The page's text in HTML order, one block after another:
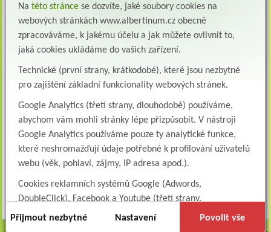
opted for the KIP s.r.o. Litomyšl. This company represented by
Ing. Jana Věnečková is to be the external supplier of the project
Thus we started a long process of preparing for the application.
th
Zpět
Na této stránce se dozvíte, jaké soubory cookies na
webových stránkách www.albertinum.cz obecně
zpracováváme, k jakému účelu a jak můžete ovlivnit to,
jaká cookies ukládáme do vašich zařízení.
Technické (první strany, krátkodobé), které jsou nezbytné
pro zajištění základní funkcionality webových stránek.
Google Analytics (třetí strany, dlouhodobé) používáme,
abychom vám mohli stránky lépe přizpůsobit. V nástroji
Google Analytics používáme pouze ty analytické funkce,
které neshromažďují údaje potřebné k profilování uživatelů
webu (věk, pohlaví, zájmy, IP adresa apod.).
Cookies reklamních systémů Google (Adwords,
DoubleClick), Facebook a Youtube (třetí strany,
dlouhodobé). Tyto
cookiesslouží k marketingovému
Přijmout nezbytné Nastavení Povolit vše